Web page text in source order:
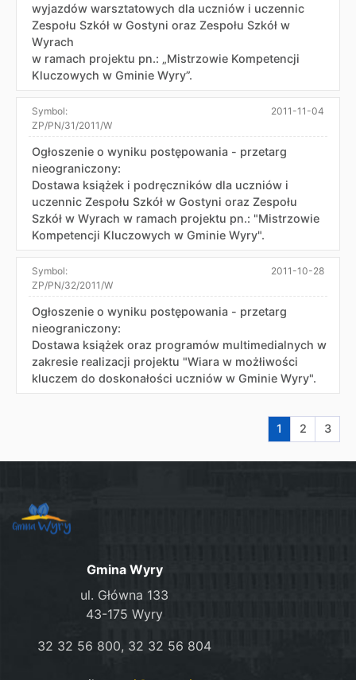
wyjazdów warsztatowych dla uczniów i uczennic
Zespołu Szkół w Gostyni oraz Zespołu Szkół w
Wyrach
w ramach projektu pn.: „Mistrzowie Kompetencji
Kluczowych w Gminie Wyry”.
Symbol:
ZP/PN/31/2011/W
2011-11-04
Ogłoszenie o wyniku postępowania - przetarg
nieograniczony:
Dostawa książek i podręczników dla uczniów i
uczennic Zespołu Szkół w Gostyni oraz Zespołu
Szkół w Wyrach w ramach projektu pn.: "Mistrzowie
Kompetencji Kluczowych w Gminie Wyry".
Symbol:
ZP/PN/32/2011/W
2011-10-28
Ogłoszenie o wyniku postępowania - przetarg
nieograniczony:
Dostawa książek oraz programów multimedialnych w
zakresie realizacji projektu "Wiara w możłiwości
kluczem do doskonałości uczniów w Gminie Wyry".
Aktualna
1 Przejdź
2 3
Gmina Wyry
ul. Główna 133
43-175 Wyry
32 32 56 800, 32 32 56 804